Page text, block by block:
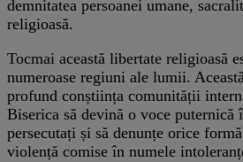
demnitatea persoanei umane,
religioasă.
Tocmai această libertate religioasă
numeroase regiuni ale lumii.
profund conștiința comunității
Biserica să devină o voce puternică
persecutați și să denunțe orice
violență comise în numele